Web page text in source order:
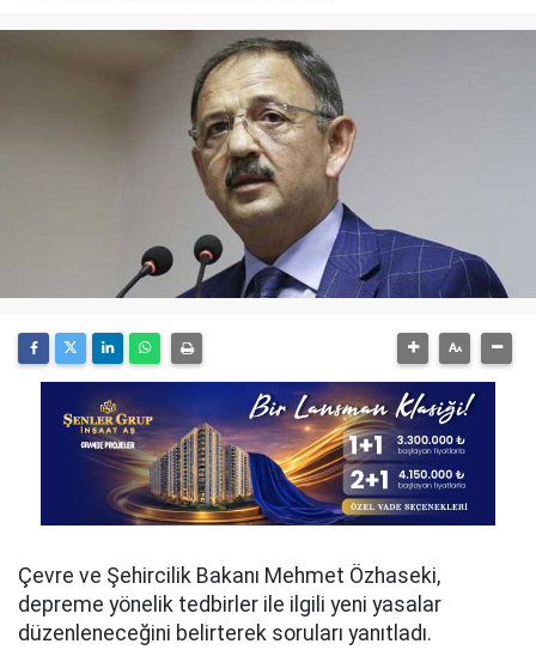
Çevre ve Şehircilik Bakanı Mehmet Özhaseki,
depreme yönelik tedbirler ile ilgili yeni yasalar
düzenleneceğini belirterek soruları yanıtladı.